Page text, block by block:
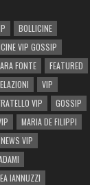
BOLLICINE
VIP GOSSIP
FONTE
FEATURED
VIP
VIP
GOSSIP
MARIA DE FILIPPI
VIP
IANNUZZI